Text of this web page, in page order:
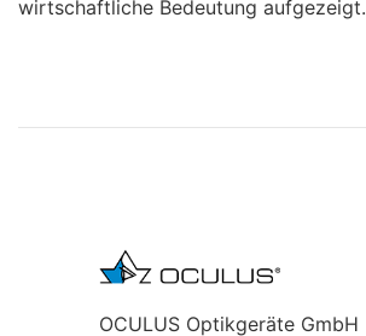
wirtschaftliche Bedeutung aufgezeigt.
OCULUS Optikgeräte GmbH